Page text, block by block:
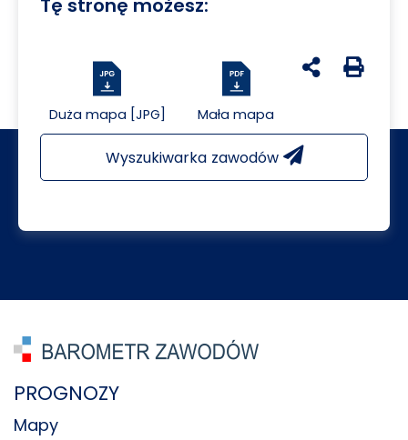
Tę stronę możesz:
Duża mapa [JPG] Mała mapa
udostępnij na
Generuj
Wyszukiwarka zawodów
PROGNOZY
Mapy